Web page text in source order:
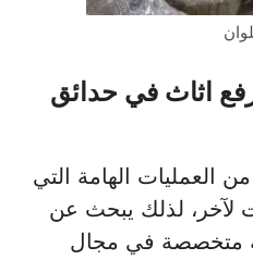
اثاث في حدائق
العمليات الهامة التي
لآخر، لذلك يبحث عن
متخصصة في مجال